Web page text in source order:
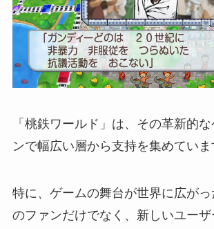
「桃鉄ワールド」は、その革新的
ンで幅広い層から支持を集めていま
特に、ゲームの舞台が世界に広が
のファンだけでなく、新しいユー